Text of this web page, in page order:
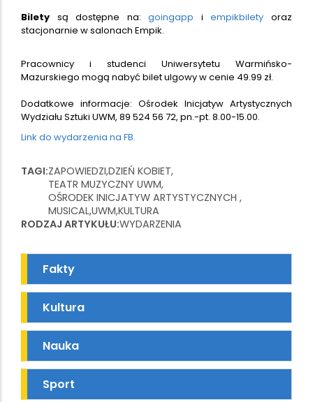
Bilety są dostępne na:goingapp iempikbilety oraz
stacjonarnie w salonach Empik.
Pracownicy i studenci Uniwersytetu Warmińsko-
Mazurskiego mogą nabyć bilet ulgowy w cenie 49.99 zł.
Dodatkowe informacje: Ośrodek Inicjatyw Artystycznych
Wydziału Sztuki UWM, 89 524 56 72, pn.-pt. 8.00-15.00.
Link do wydarzenia na FB.
TAGI ZAPOWIEDZI DZIEŃ KOBIET
TEATR MUZYCZNY UWM
OŚRODEK INICJATYW ARTYSTYCZNYCH
MUSICALUWM KULTURA
RODZAJ ARTYKUŁU WYDARZENIA
Fakty
Kultura
Nauka
Sport